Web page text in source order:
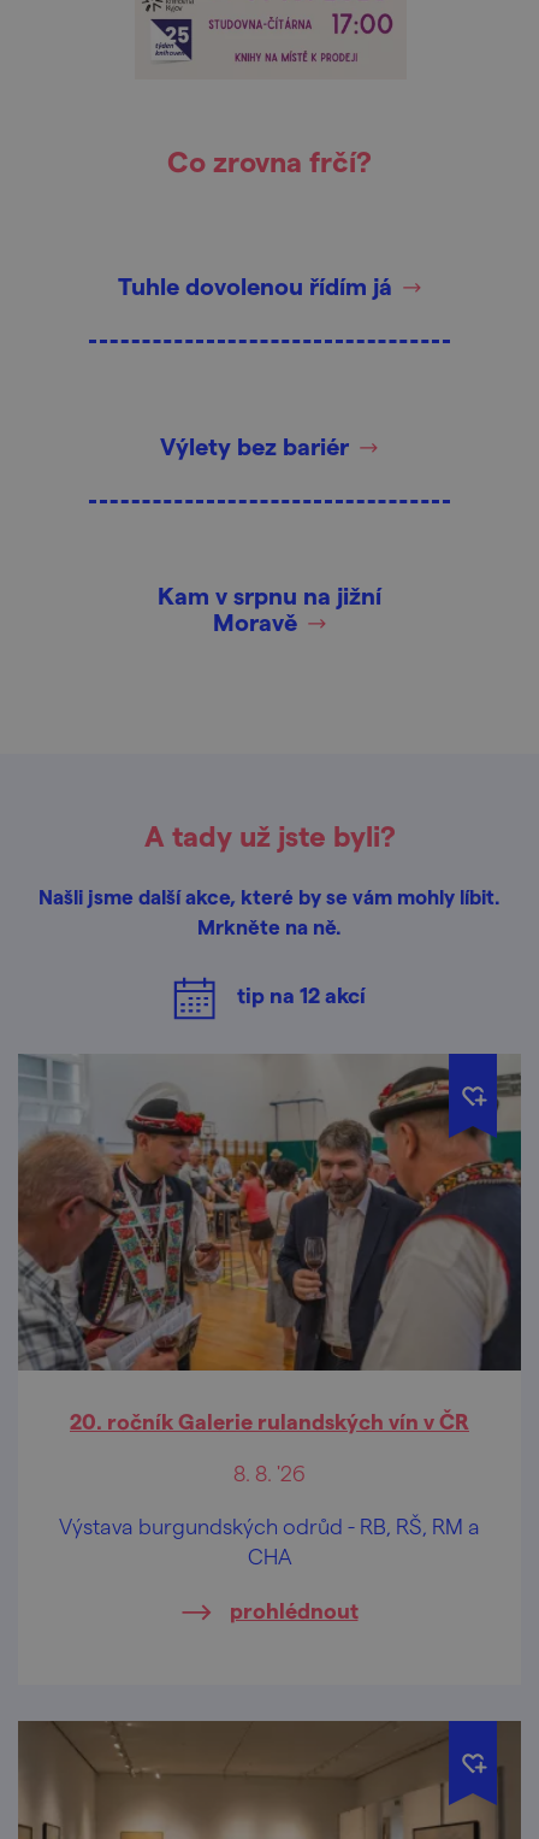
Co zrovna frčí?
Tuhle dovolenou řídím já
Výlety bez bariér
Kam v srpnu na jižní
Moravě
A tady už jste byli?
Našli jsme další akce, které by se vám mohly líbit.
Mrkněte na ně.
tip na 12akcí
20. ročník Galerie rulandských vín v ČR
8. 8. '26
Výstava burgundských odrůd - RB, RŠ, RM a
CHA
prohlédnout